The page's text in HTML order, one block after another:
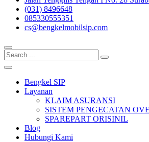
(031) 8496648
085330555351
cs@bengkelmobilsip.com
Bengkel SIP
Layanan
KLAIM ASURANSI
SISTEM PENGECATAN
SPAREPART ORISINIL
Blog
Hubungi Kami